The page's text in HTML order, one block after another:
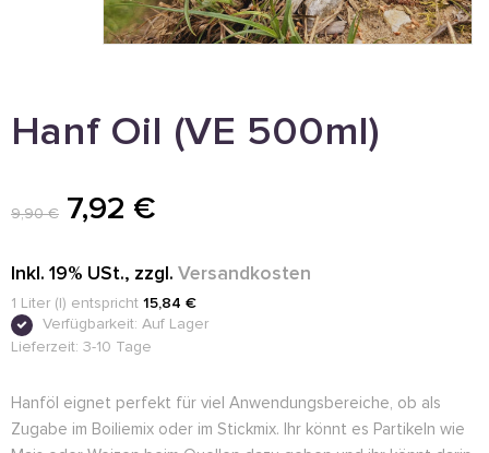
Hanf Oil (VE 500ml)
9,90 € 7,92 €
Inkl. 19% USt., zzgl. Versandkosten
1 Liter (l) entspricht 15,84 €
Verfügbarkeit: Auf Lager
Lieferzeit: 3-10 Tage
Hanföl eignet perfekt für viel Anwendungsbereiche, ob als
Zugabe im Boiliemix oder im Stickmix. Ihr könnt es Partikeln wie